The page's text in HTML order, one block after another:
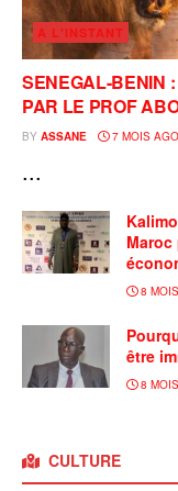
A L'INSTANT
SENEGAL-BENIN
PAR LE PROF
BY ASSANE 7 MOIS AGO
...
8
être
8
CULTURE